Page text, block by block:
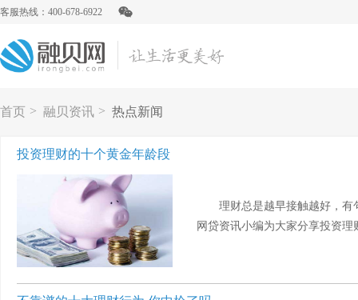
客服热线：400-678-6922
首页 > 融贝资讯 > 热点新闻
投资理财的十个黄金年龄段
理财总是越早接触越好，
网贷资讯小编为大家分享投资理